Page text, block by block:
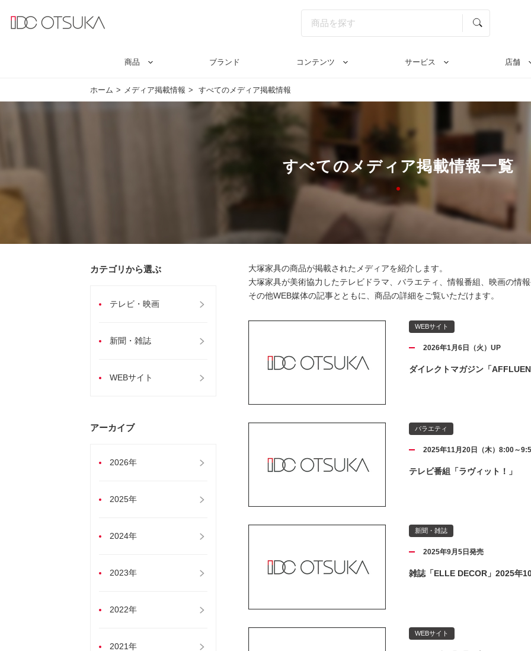
商品 ブランド コンテンツ サービス 店舗
ホーム メディア掲載情報 すべてのメディア掲載情報
すべてのメディア掲載情報一覧
カテゴリから選ぶ
テレビ・映画
新聞・雑誌
WEBサイト
アーカイブ
2026年
2025年
2024年
2023年
2022年
2021年
大塚家具の商品が掲載されたメディアを紹介します。
大塚家具が美術協力したテレビドラマ、バラエティ、情報番組、映画の情
その他WEB媒体の記事とともに、商品の詳細をご覧いただけます。
WEBサイト
2026年1月6日（火）UP
ダイレクトマガジン「
バラエティ
2025年11月20日（木）8:00～
テレビ番組「ラヴィット！」
新聞・雑誌
2025年9月5日発売
雑誌「ELLE DECOR」2025年
WEBサイト